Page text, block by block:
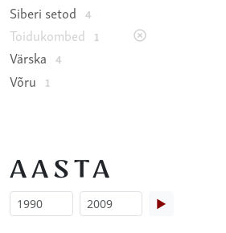
Siberi setod 4
Toidukombed 1
Värska 4
Võru 1
AASTA
▶